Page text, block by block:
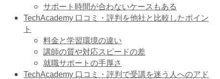
サポート時間が合わないケースもある
TechAcademy 口コミ・評判を他社と比較したポイン
ト
料金と学習環境の違い
講師の質や対応スピードの差
就職サポートの手厚さ
TechAcademy 口コミ・評判で受講を迷う人へのアド